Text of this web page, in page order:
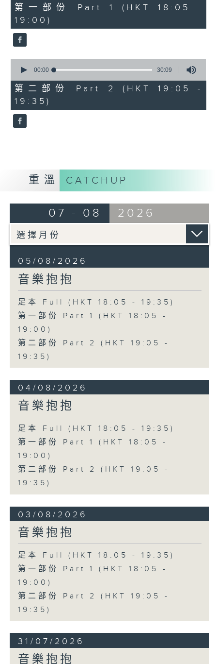
55
minutes,
10
seconds
第一部份 Part 1 (HKT 18:05 -
19:00)
seconds
30
minutes,
9
seconds
00:00 30:09
第二部份 Part 2 (HKT 19:05 -
19:35)
重溫 CATCHUP
07 - 08 2026
05/08/2026
音樂抱抱
足本 Full (HKT 18:05 - 19:35)
第一部份 Part 1 (HKT 18:05 -
19:00)
第二部份 Part 2 (HKT 19:05 -
19:35)
04/08/2026
音樂抱抱
足本 Full (HKT 18:05 - 19:35)
第一部份 Part 1 (HKT 18:05 -
19:00)
第二部份 Part 2 (HKT 19:05 -
19:35)
03/08/2026
音樂抱抱
足本 Full (HKT 18:05 - 19:35)
第一部份 Part 1 (HKT 18:05 -
19:00)
第二部份 Part 2 (HKT 19:05 -
19:35)
31/07/2026
音樂抱抱